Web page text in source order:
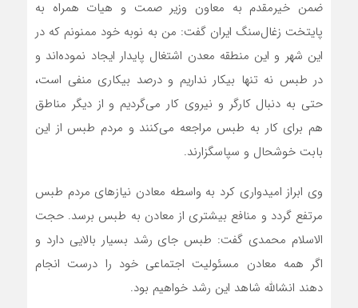
ضمن خیرمقدم به معاون وزیر صمت و هیات همراه به
پایتخت زغا‌ل‌سنگ ایران گفت: من به نوبه خود ممنونم که در
این شهر و این منطقه معدن اشتغال پایدار ایجاد نموده‌اند و
در طبس نه تنها بیکار نداریم و درصد بیکاری منفی است،
حتی به دنبال کارگر و نیروی کار می‌گردیم و از دیگر مناطق
هم برای کار به طبس مراجعه می‌کنند و مردم طبس از این
بابت خوشحال و سپاسگزارند.
وی ابراز امیدواری کرد به واسطه معادن نیازهای مردم طبس
مرتفع گردد و منافع بیشتری از معادن به طبس برسد. حجت
الاسلام محمدی گفت: طبس جای رشد بسیار بالایی دارد و
اگر همه معادن مسئولیت اجتماعی خود را درست انجام
دهند انشالله شاهد این رشد خواهیم بود.